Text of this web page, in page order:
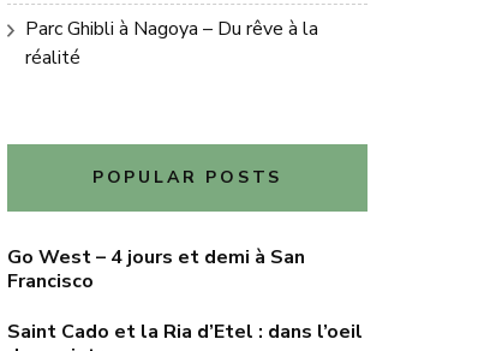
Parc Ghibli à Nagoya – Du rêve à la
réalité
POPULAR POSTS
Go West – 4 jours et demi à San
Francisco
Saint Cado et la Ria d’Etel : dans l’oeil